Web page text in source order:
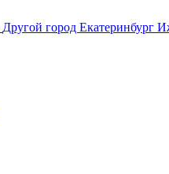
Другой город Екатеринбург